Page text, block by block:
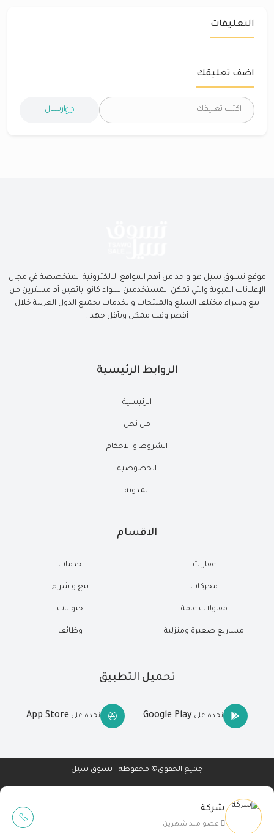
شركة
عضو منذ شهرين
التعليقات
اضف تعليقك
ارسال
موقع تسوق سيل هو واحد من أهم المواقع الالكترونية المتخصصة في مجال
الإعلانات المبوبة والتي تمكن المستخدمين سواء كانوا بائعين أم مشترين من
بيع وشراء مختلف السلع والمنتجات والخدمات بجميع الدول العربية خلال
أقصر وقت ممكن وبأقل جهد .
الروابط الرئيسية
الرئيسية
من نحن
الشروط و الاحكام
الخصوصية
المدونة
الاقسام
عقارات
محركات
مقاولات عامة
مشاريع صغيرة ومنزلية
خدمات
بيع و شراء
حيوانات
وظائف
تحميل التطبيق
تجده على Google Play تجده على App Store
جميع الحقوق© محفوظة - تسوق سيل